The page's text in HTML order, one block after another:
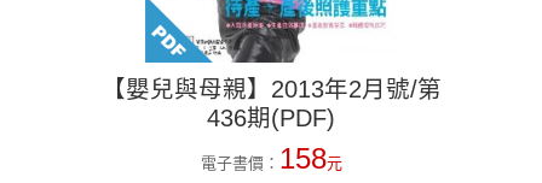
【嬰兒與母親】2013年2月號/第
436期(PDF)
電子書價： 158元